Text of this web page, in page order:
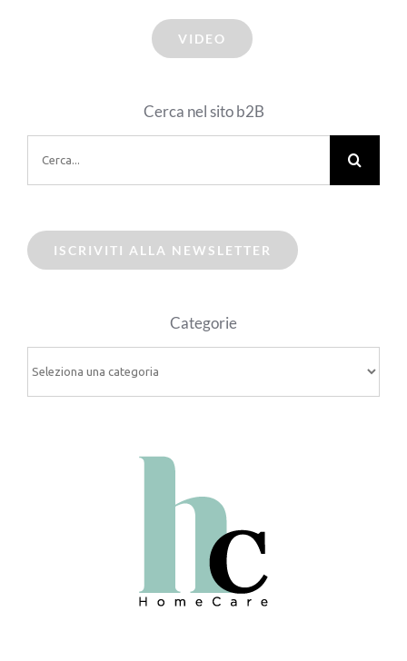
VIDEO
Cerca nel sito b2B
per:
ISCRIVITI ALLA NEWSLETTER
Categorie